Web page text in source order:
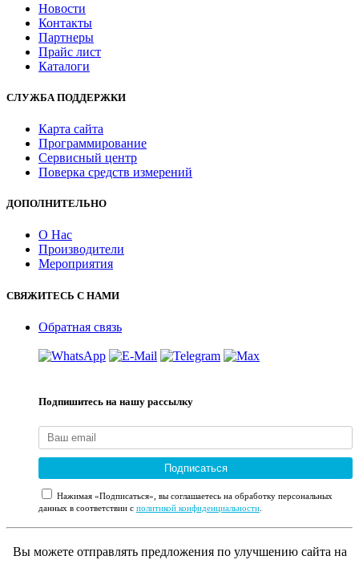
Новости
Контакты
Партнеры
Прайс лист
Каталоги
СЛУЖБА ПОДДЕРЖКИ
Карта сайта
Программирование
Сервисный центр
Поверка средств измерений
ДОПОЛНИТЕЛЬНО
О Нас
Производители
Мероприятия
СВЯЖИТЕСЬ С НАМИ
Обратная связь
Подпишитесь на нашу рассылку
Подписаться
Нажимая «Подписаться», вы соглашаетесь на обработку персональных
данных в соответствии с политикой конфиденциальности
Вы можете отправлять предложения по улучшению сайта на